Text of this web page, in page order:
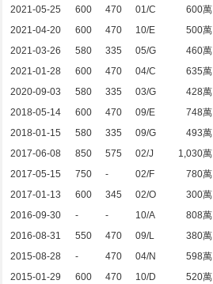
2021-05-25
600 470 01/C
600萬
2021-04-20
600 470 10/E
500萬
2021-03-26
580 335 05/G
460萬
2021-01-28
600 470 04/C
635萬
2020-09-03
580 335 03/G
428萬
2018-05-14
600 470 09/E
748萬
2018-01-15
580 335 09/G
493萬
2017-06-08
850 575 02/J
1,030萬
2017-05-15
750 - 02/F
780萬
2017-01-13
600 345 02/O
300萬
2016-09-30
- - 10/A
808萬
2016-08-31
550 470 09/L
380萬
2015-08-28
- 470 04/N
598萬
2015-01-29
600 470 10/D
520萬